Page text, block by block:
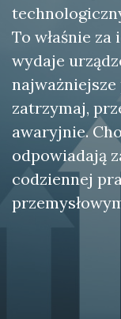
To właśnie
wydaje
zatrzymaj,
awaryjnie.
odpowiadają
codziennej